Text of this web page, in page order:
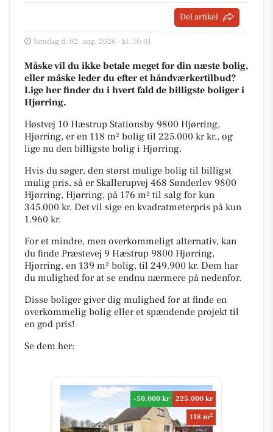
Del artikel
Søndag d. 02. aug. 2026 - kl. 10:01
Måske vil du ikke betale meget for din næste bolig,
eller måske leder du efter et håndværkertilbud?
Lige her finder du i hvert fald de billigste boliger i
Hjørring.
Høstvej 10 Hæstrup Stationsby 9800 Hjørring,
Hjørring, er en 118 m² bolig til 225.000 kr kr., og
lige nu den billigste bolig i Hjørring.
Hvis du søger, den størst mulige bolig til billigst
mulig pris, så er Skallerupvej 468 Sønderlev 9800
Hjørring, Hjørring, på 176 m² til salg for kun
345.000 kr. Det vil sige en kvadratmeterpris på kun
1.960 kr.
For et mindre, men overkommeligt alternativ, kan
du finde Præstevej 9 Hæstrup 9800 Hjørring,
Hjørring, en 139 m² bolig, til 249.900 kr. Dem har
du mulighed for at se endnu nærmere på nedenfor.
Disse boliger giver dig mulighed for at finde en
overkommelig bolig eller et spændende projekt til
en god pris!
Se dem her:
-50.000 kr
225.000 kr
118 m2